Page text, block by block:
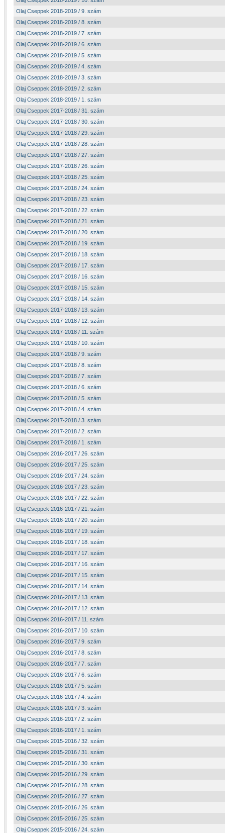
Olaj Cseppek 2018-2019 / 9. szám
Olaj Cseppek 2018-2019 / 8. szám
Olaj Cseppek 2018-2019 / 7. szám
Olaj Cseppek 2018-2019 / 6. szám
Olaj Cseppek 2018-2019 / 5. szám
Olaj Cseppek 2018-2019 / 4. szám
Olaj Cseppek 2018-2019 / 3. szám
Olaj Cseppek 2018-2019 / 2. szám
Olaj Cseppek 2018-2019 / 1. szám
Olaj Cseppek 2017-2018 / 31. szám
Olaj Cseppek 2017-2018 / 30. szám
Olaj Cseppek 2017-2018 / 29. szám
Olaj Cseppek 2017-2018 / 28. szám
Olaj Cseppek 2017-2018 / 27. szám
Olaj Cseppek 2017-2018 / 26. szám
Olaj Cseppek 2017-2018 / 25. szám
Olaj Cseppek 2017-2018 / 24. szám
Olaj Cseppek 2017-2018 / 23. szám
Olaj Cseppek 2017-2018 / 22. szám
Olaj Cseppek 2017-2018 / 21. szám
Olaj Cseppek 2017-2018 / 20. szám
Olaj Cseppek 2017-2018 / 19. szám
Olaj Cseppek 2017-2018 / 18. szám
Olaj Cseppek 2017-2018 / 17. szám
Olaj Cseppek 2017-2018 / 16. szám
Olaj Cseppek 2017-2018 / 15. szám
Olaj Cseppek 2017-2018 / 14. szám
Olaj Cseppek 2017-2018 / 13. szám
Olaj Cseppek 2017-2018 / 12. szám
Olaj Cseppek 2017-2018 / 11. szám
Olaj Cseppek 2017-2018 / 10. szám
Olaj Cseppek 2017-2018 / 9. szám
Olaj Cseppek 2017-2018 / 8. szám
Olaj Cseppek 2017-2018 / 7. szám
Olaj Cseppek 2017-2018 / 6. szám
Olaj Cseppek 2017-2018 / 5. szám
Olaj Cseppek 2017-2018 / 4. szám
Olaj Cseppek 2017-2018 / 3. szám
Olaj Cseppek 2017-2018 / 2. szám
Olaj Cseppek 2017-2018 / 1. szám
Olaj Cseppek 2016-2017 / 26. szám
Olaj Cseppek 2016-2017 / 25. szám
Olaj Cseppek 2016-2017 / 24. szám
Olaj Cseppek 2016-2017 / 23. szám
Olaj Cseppek 2016-2017 / 22. szám
Olaj Cseppek 2016-2017 / 21. szám
Olaj Cseppek 2016-2017 / 20. szám
Olaj Cseppek 2016-2017 / 19. szám
Olaj Cseppek 2016-2017 / 18. szám
Olaj Cseppek 2016-2017 / 17. szám
Olaj Cseppek 2016-2017 / 16. szám
Olaj Cseppek 2016-2017 / 15. szám
Olaj Cseppek 2016-2017 / 14. szám
Olaj Cseppek 2016-2017 / 13. szám
Olaj Cseppek 2016-2017 / 12. szám
Olaj Cseppek 2016-2017 / 11. szám
Olaj Cseppek 2016-2017 / 10. szám
Olaj Cseppek 2016-2017 / 9. szám
Olaj Cseppek 2016-2017 / 8. szám
Olaj Cseppek 2016-2017 / 7. szám
Olaj Cseppek 2016-2017 / 6. szám
Olaj Cseppek 2016-2017 / 5. szám
Olaj Cseppek 2016-2017 / 4. szám
Olaj Cseppek 2016-2017 / 3. szám
Olaj Cseppek 2016-2017 / 2. szám
Olaj Cseppek 2016-2017 / 1. szám
Olaj Cseppek 2015-2016 / 32. szám
Olaj Cseppek 2015-2016 / 31. szám
Olaj Cseppek 2015-2016 / 30. szám
Olaj Cseppek 2015-2016 / 29. szám
Olaj Cseppek 2015-2016 / 28. szám
Olaj Cseppek 2015-2016 / 27. szám
Olaj Cseppek 2015-2016 / 26. szám
Olaj Cseppek 2015-2016 / 25. szám
Olaj Cseppek 2015-2016 / 24. szám